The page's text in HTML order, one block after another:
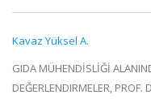
Kavaz Yüksel A.
GIDA MÜHENDİSLİĞİ
DEĞERLENDIRMELER,